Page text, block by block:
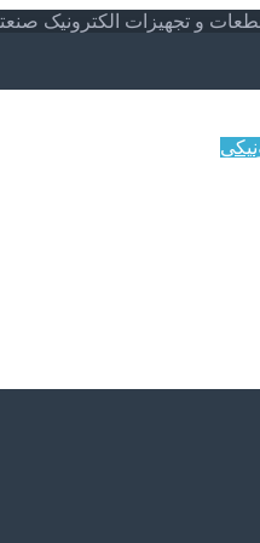
و تجهیزات الکترونیک